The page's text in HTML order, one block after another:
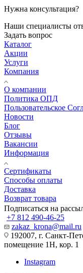
Нужна консультация?
Наши специалисты
Задать вопрос
Каталог
Акции
Услуги
Компания
О компании
Политика ОПД
Пользовательское
Новости
Блог
Отзывы
Вакансии
Информация
Сертификаты
Способы оплаты
Доставка
Возврат товара
Подписаться на
+7 812 490-46-25
zakaz_krona@mail.ru
192007, г. Санкт-
помещение 1Н, кор. 1
Instagram